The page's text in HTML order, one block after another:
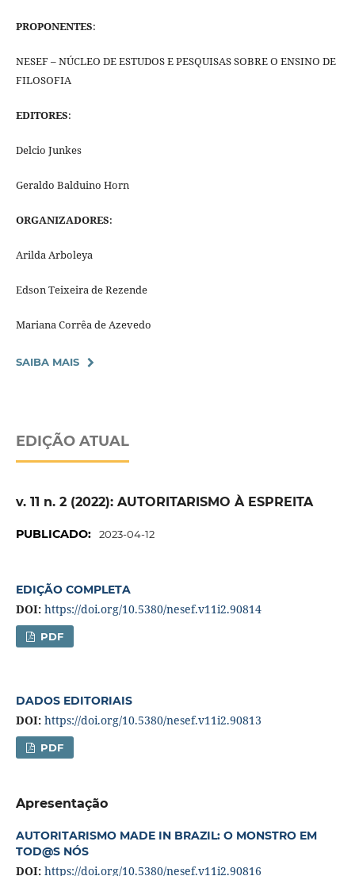
PROPONENTES:
NESEF – NÚCLEO DE ESTUDOS E PESQUISAS SOBRE O ENSINO DE
FILOSOFIA
EDITORES:
Delcio Junkes
Geraldo Balduino Horn
ORGANIZADORES:
Arilda Arboleya
Edson Teixeira de Rezende
Mariana Corrêa de Azevedo
SAIBA MAIS
EDIÇÃO ATUAL
v. 11 n. 2 (2022): AUTORITARISMO À ESPREITA
PUBLICADO: 2023-04-12
EDIÇÃO COMPLETA
DOI: https://doi.org/10.5380/nesef.v11i2.90814
PDF
DADOS EDITORIAIS
DOI: https://doi.org/10.5380/nesef.v11i2.90813
PDF
Apresentação
AUTORITARISMO MADE IN BRAZIL: O MONSTRO EM
TOD@S NÓS
DOI: https://doi.org/10.5380/nesef.v11i2.90816